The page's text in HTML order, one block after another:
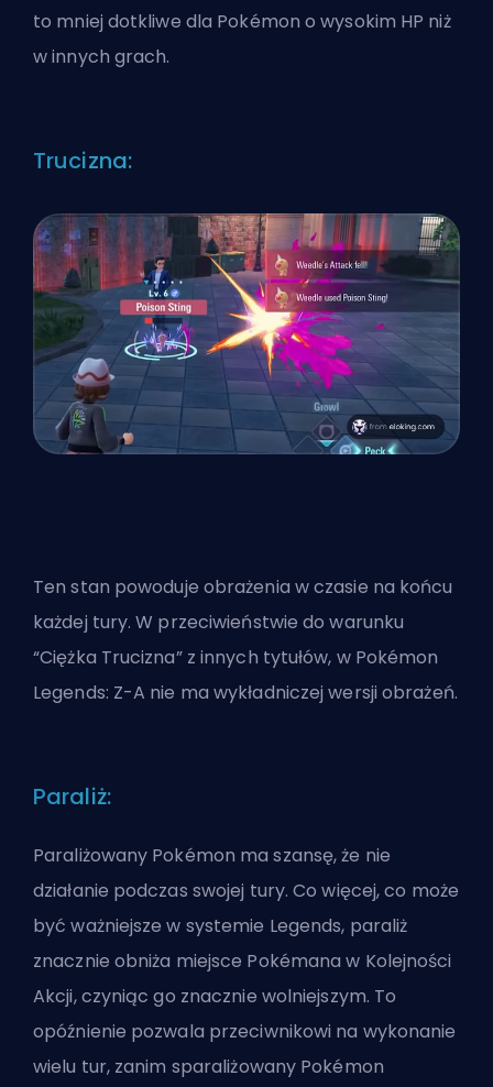
to mniej dotkliwe dla Pokémon o wysokim HP niż
w innych grach.
Trucizna:
Ten stan powoduje obrażenia w czasie na końcu
każdej tury. W przeciwieństwie do warunku
“Ciężka Trucizna” z innych tytułów, w Pokémon
Legends: Z-A nie ma wykładniczej wersji obrażeń.
Paraliż:
Paraliżowany Pokémon ma szansę, że nie
działanie podczas swojej tury. Co więcej, co może
być ważniejsze w systemie Legends, paraliż
znacznie obniża miejsce Pokémana w Kolejności
Akcji, czyniąc go znacznie wolniejszym. To
opóźnienie pozwala przeciwnikowi na wykonanie
wielu tur, zanim sparaliżowany Pokémon